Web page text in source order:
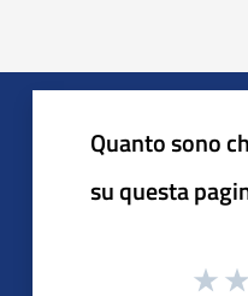
Quanto sono
su questa